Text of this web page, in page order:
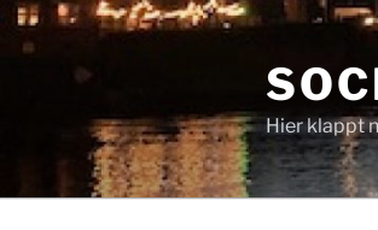
Zum
Inhalt
Hier klappt